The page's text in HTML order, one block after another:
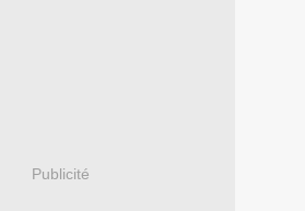
Publicité